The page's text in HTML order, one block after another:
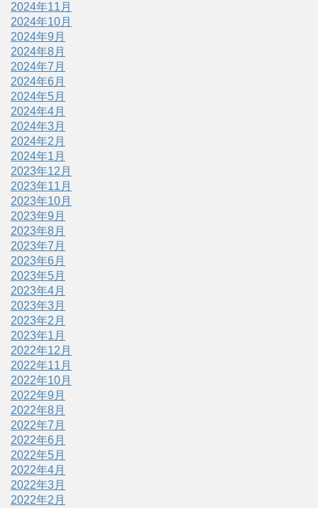
2024年11月
2024年10月
2024年9月
2024年8月
2024年7月
2024年6月
2024年5月
2024年4月
2024年3月
2024年2月
2024年1月
2023年12月
2023年11月
2023年10月
2023年9月
2023年8月
2023年7月
2023年6月
2023年5月
2023年4月
2023年3月
2023年2月
2023年1月
2022年12月
2022年11月
2022年10月
2022年9月
2022年8月
2022年7月
2022年6月
2022年5月
2022年4月
2022年3月
2022年2月